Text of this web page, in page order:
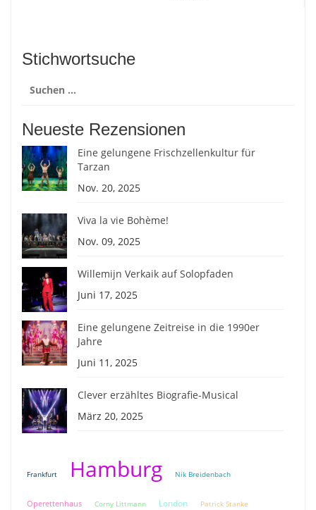
Stichwortsuche
nach:
Neueste Rezensionen
Eine gelungene Frischzellenkultur für
Tarzan
Nov. 20, 2025
Viva la vie Bohème!
Nov. 09, 2025
Willemijn Verkaik auf Solopfaden
Juni 17, 2025
Eine gelungene Zeitreise in die 1990er
Jahre
Juni 11, 2025
Clever erzähltes Biografie-Musical
März 20, 2025
Frankfurt Hamburg Nik Breidenbach
Operettenhaus Corny Littmann London Patrick Stanke